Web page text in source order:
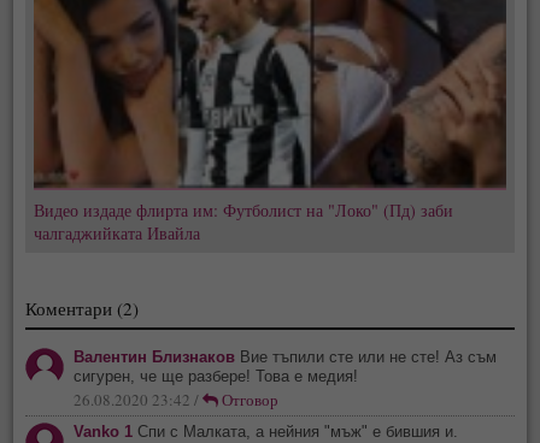
Видео издаде флирта им: Футболист на "Локо" (Пд) заби
чалгаджийката Ивайла
Коментари (2)
Валентин Близнаков Вие тъпили сте или не сте! Аз съм
сигурен, че ще разбере! Това е медия!
26.08.2020 23:42 / Отговор
Vanko 1 Спи с Малката, а нейния "мъж" е бившия и.